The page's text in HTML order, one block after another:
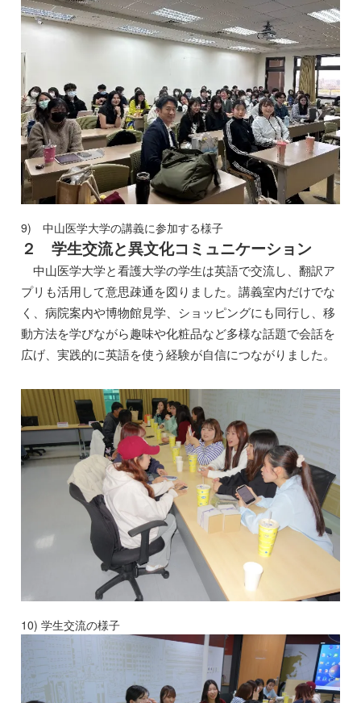
9) 中山医学大学の講義に参加する様子
２学生交流と異文化コミュニケーション
中山医学大学と看護大学の学生は英語で交流し、翻訳ア
プリも活用して意思疎通を図りました。講義室内だけでな
く、病院案内や博物館見学、ショッピングにも同行し、移
動方法を学びながら趣味や化粧品など多様な話題で会話を
広げ、実践的に英語を使う経験が自信につながりました。
10) 学生交流の様子